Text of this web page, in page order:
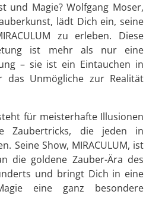
und Magie? Wolfgang Moser,
lädt Dich ein, seine
zu erleben. Diese
ist mehr als nur eine
– sie ist ein Eintauchen in
das Unmögliche zur Realität
für meisterhafte Illusionen
Zaubertricks, die jeden in
Seine Show, MIRACULUM, ist
die goldene Zauber-Ära des
und bringt Dich in eine
eine ganz besondere